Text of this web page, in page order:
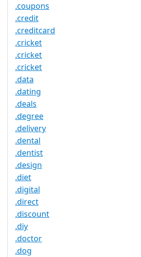
.coupons
.credit
.creditcard
.cricket
.cricket
.cricket
.data
.dating
.deals
.degree
.delivery
.dental
.dentist
.design
.diet
.digital
.direct
.discount
.diy
.doctor
.dog